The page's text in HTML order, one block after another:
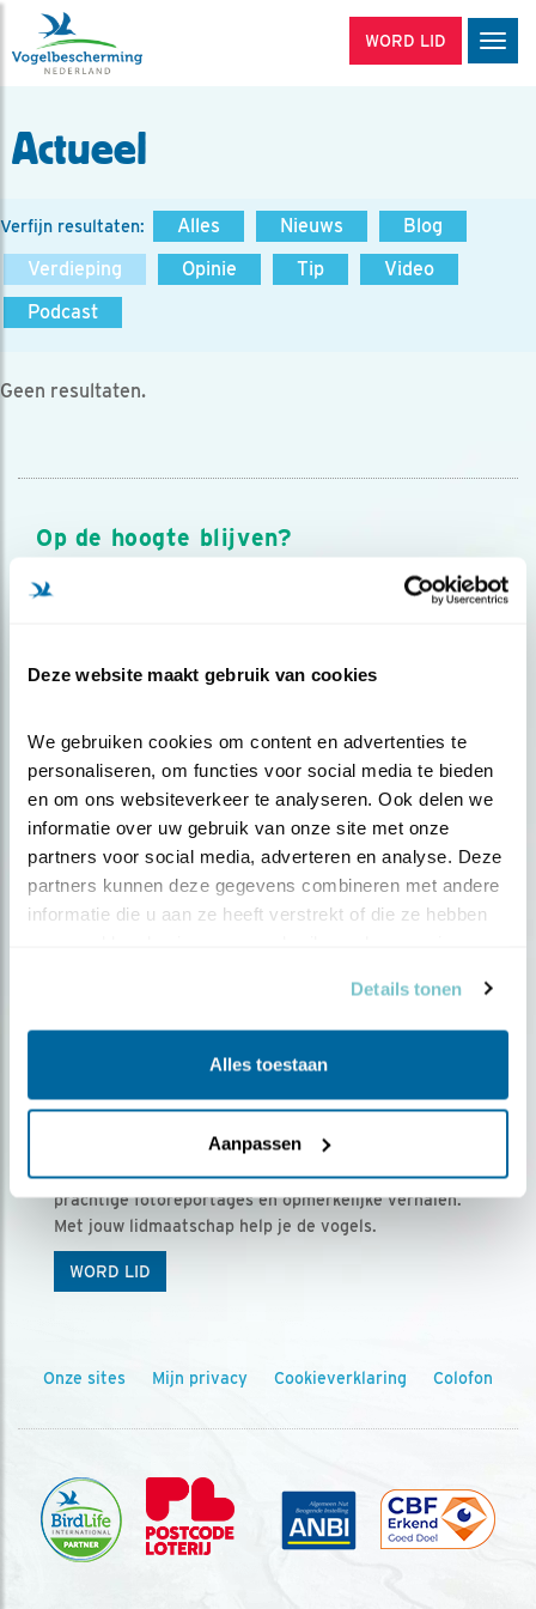
Deze website maakt gebruik van cookies
We gebruiken cookies om content en advertenties te
personaliseren, om functies voor social media te bieden
en om ons websiteverkeer te analyseren. Ook delen we
informatie over uw gebruik van onze site met onze
partners voor social media, adverteren en analyse. Deze
partners kunnen deze gegevens combineren met andere
informatie die u aan ze heeft verstrekt of die ze hebben
Details tonen
Alles toestaan
Aanpassen
WORD LID
Actueel
Verfijn resultaten: Alles Nieuws
Blog
Verdieping
Opinie Tip
Video
Podcast
Geen resultaten.
Op de hoogte blijven?
Meld je aan en ontvang nieuws, inspiratie, acties en tips
over vogels en activiteiten van Vogelbescherming.
Ontvang 5 x Vogels voor € 36,00 per jaar
Vogels is het tijdschrift voor onze leden, met
prachtige fotoreportages en opmerkelijke verhalen.
Met jouw lidmaatschap help je de vogels.
WORD LID
Onze sites Mijn privacy Cookieverklaring Colofon